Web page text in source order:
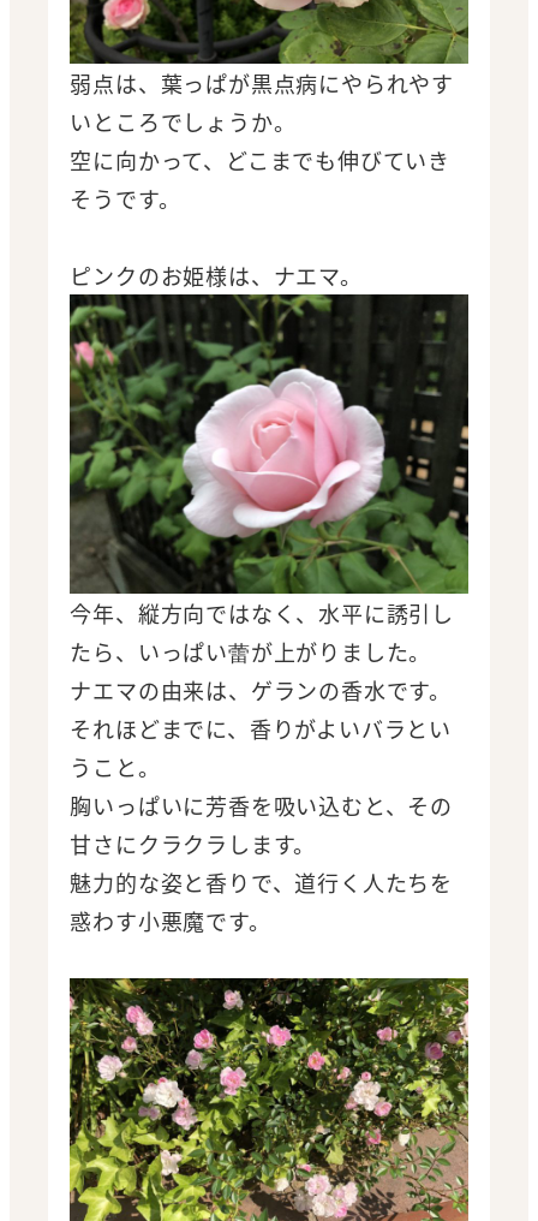
弱点は、葉っぱが黒点病にやられやす
いところでしょうか。
空に向かって、どこまでも伸びていき
そうです。
ピンクのお姫様は、ナエマ。
今年、縦方向ではなく、水平に誘引し
たら、いっぱい蕾が上がりました。
ナエマの由来は、ゲランの香水です。
それほどまでに、香りがよいバラとい
うこと。
胸いっぱいに芳香を吸い込むと、その
甘さにクラクラします。
魅力的な姿と香りで、道行く人たちを
惑わす小悪魔です。